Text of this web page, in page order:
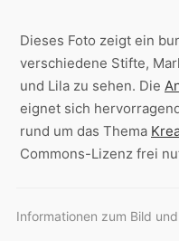
Dieses Foto zeigt ein
verschiedene Stifte,
und Lila zu sehen. Die
eignet sich
rund um das Thema
Commons-Lizenz frei
Informationen zum Bild